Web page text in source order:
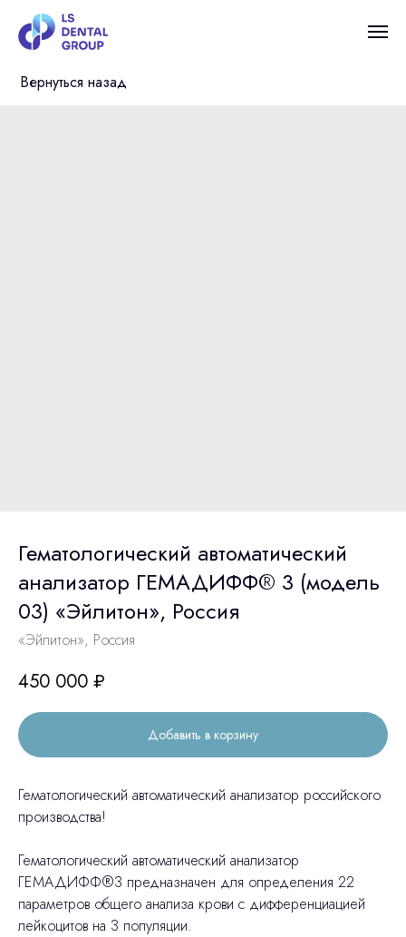
Вернуться назад
Гематологический автоматический
анализатор ГЕМАДИФФ® 3 (модель
03) «Эйлитон», Россия
«Эйлитон», Россия
450 000 ₽
Добавить в корзину
Гематологический автоматический анализатор российского
производства!
Гематологический автоматический анализатор
ГЕМАДИФФ®3 предназначен для определения 22
параметров общего анализа крови с дифференциацией
лейкоцитов на 3 популяции.